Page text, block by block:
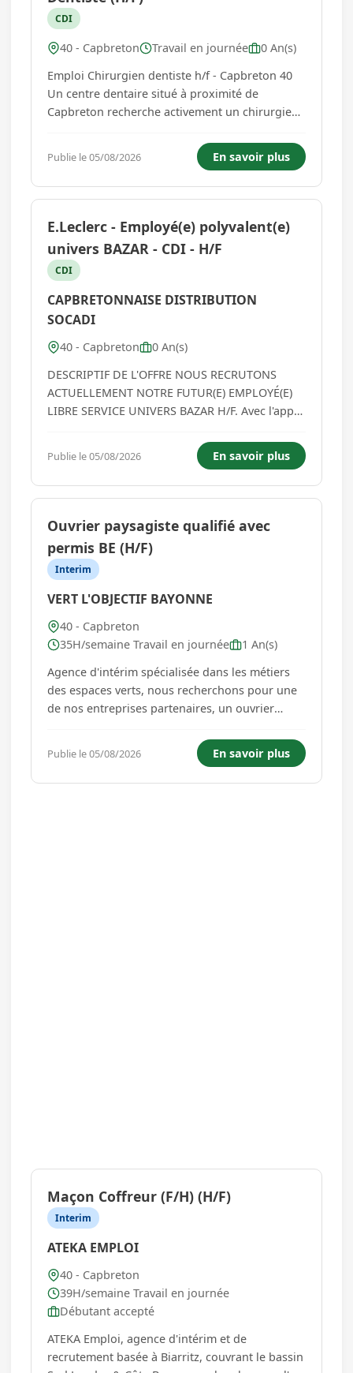
CDI
40 - Capbreton Travail en journée
0 An(s)
Emploi Chirurgien dentiste h/f - Capbreton 40
Un centre dentaire situé à proximité de
Capbreton recherche activement un chirurgien-
Vous intégrerez un centre dentaire moderne,
entièrement pensé pa...
Publie le 05/08/2026 En savoir plus
E.Leclerc - Employé(e) polyvalent(e)
univers BAZAR - CDI - H/F
CDI
CAPBRETONNAISE DISTRIBUTION
SOCADI
40 - Capbreton
0 An(s)
DESCRIPTIF DE L'OFFRE NOUS RECRUTONS
ACTUELLEMENT NOTRE FUTUR(E) EMPLOYÉ(E)
LIBRE SERVICE UNIVERS BAZAR H/F. Avec l'appui
satisfaction des clients par un service conforme
à la politique du magasin. Vous êtes en charge
de la réception et la mise en ray...
Publie le 05/08/2026 En savoir plus
Ouvrier paysagiste qualifié avec
permis BE (H/F)
Interim
VERT L'OBJECTIF BAYONNE
40 - Capbreton
35H/semaine Travail en journée
1 An(s)
Agence d'intérim spécialisée dans les métiers
des espaces verts, nous recherchons pour une
de nos entreprises partenaires, un ouvrier
principales missions seront : En partenariat
avec votre chef d'équi...
Publie le 05/08/2026 En savoir plus
Maçon Coffreur (F/H) (H/F)
Interim
ATEKA EMPLOI
40 - Capbreton
39H/semaine Travail en journée
Débutant accepté
ATEKA Emploi, agence d'intérim et de
recrutement basée à Biarritz, couvrant le bassin